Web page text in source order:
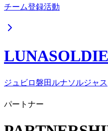
チーム登録活動
ジュビロ磐田ルナソルジャス
パートナー